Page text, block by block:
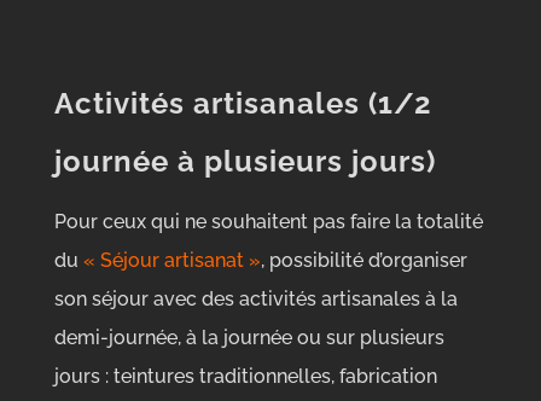
Activités artisanales (1/2
journée à plusieurs jours)
Pour ceux qui ne souhaitent pas faire la totalité
du « Séjour artisanat », possibilité d’organiser
son séjour avec des activités artisanales à la
demi-journée, à la journée ou sur plusieurs
jours : teintures traditionnelles, fabrication